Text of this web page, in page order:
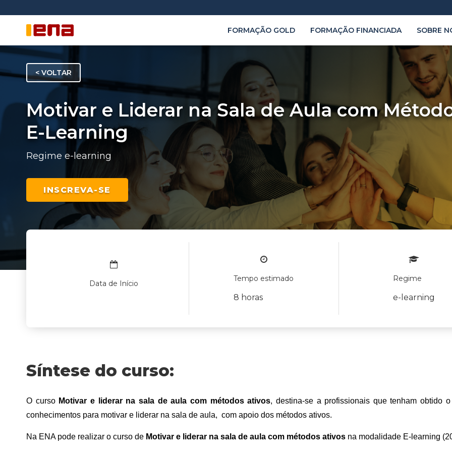
FORMAÇÃO GOLD FORMAÇÃO FINANCIADA SOBRE
< VOLTAR
Motivar e Liderar na Sala de Aula com
E-Learning
Regime e-learning
INSCREVA-SE
Data de Início
Tempo estimado
8 horas
Regime
e-learning
Síntese do curso:
O curso Motivar e liderar na sala de aula com métodos ativos, destina-se a profissionais que tenham obtido
conhecimentos para motivar e liderar na sala de aula,  com apoio dos métodos ativos.
Na ENA pode realizar o curso de Motivar e liderar na sala de aula com métodos ativos na modalidade E-learning